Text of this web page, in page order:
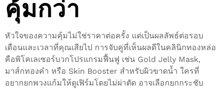
คุ้มกว่า
หัวใจของความคุ้มไม่ใช่ราคาต่อครั้ง แต่เป็นผลลัพธ์ต่อรอบ
เดือนและเวลาที่คุณเสียไป การจับคู่ที่เห็นผลดีในคลินิกทองหล่อ
คือพิโคเลเซอร์บวกโปรแกรมฟื้นฟู เช่น Gold Jelly Mask,
มาส์กทองคำ หรือ Skin Booster สำหรับผิวขาดน้ำ ใครที่
อยากยกพวงแก้มให้ดูเฟิร์มโดยไม่ผ่าตัด อาจเลือกยกกระชับ